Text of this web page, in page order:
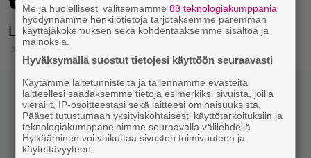
Lelu voi hajota osiin.
25.1.2023 13:15
Me ja huolellisesti valitsemamme88 teknologiakumppania
hyödynnämme henkilötietoja tarjotaksemme paremman
käyttäjäkokemuksen sekä kohdentaaksemme sisältöä ja
mainoksia.
Hyväksymällä suostut tietojesi käyttöön seuraavasti
Käytämme laitetunnisteita ja tallennamme evästeitä
laitteellesi saadaksemme tietoja esimerkiksi sivuista, joilla
vierailit, IP-osoitteestasi sekä laitteesi ominaisuuksista.
Pääset tutustumaan yksityiskohtaisesti käyttötarkoituksiin ja
teknologiakumppaneihimme seuraavalla välilehdellä.
Hylkääminen voi vaikuttaa sivuston toimivuuteen ja
käytettävyyteen.